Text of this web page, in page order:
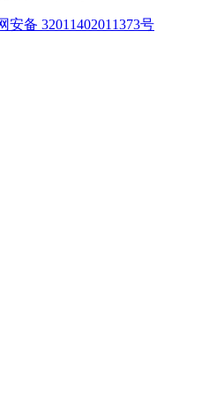
安备 32011402011373号